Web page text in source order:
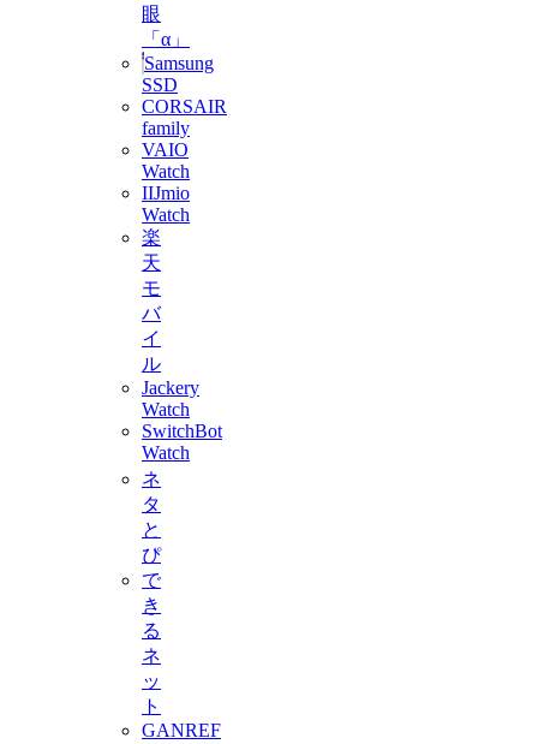
眼
「α」
Samsung
SSD
CORSAIR
family
VAIO
Watch
IIJmio
Watch
楽
天
モ
バ
イ
ル
Jackery
Watch
SwitchBot
Watch
ネ
タ
と
ぴ
で
き
る
ネ
ッ
ト
GANREF